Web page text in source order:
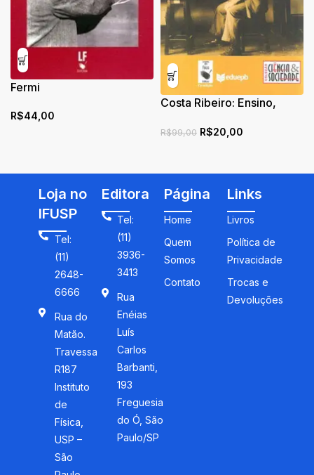
Fermi
R$44,00
Costa Ribeiro: Ensino,
Desenvolvimento da Física
R$99,00 R$20,00
Loja no
IFUSP
Tel:
(11)
2648-
6666
Rua do
Matão.
Travessa
R187
Instituto
de
Física,
USP –
São
Editora
Tel:
(11)
3936-
3413
Rua
Enéias
Luís
Carlos
Barbanti,
193
Freguesia
do Ó, São
Paulo/SP
Página
Home
Quem
Somos
Contato
Links
Livros
Política de
Privacidade
Trocas e
Devoluções